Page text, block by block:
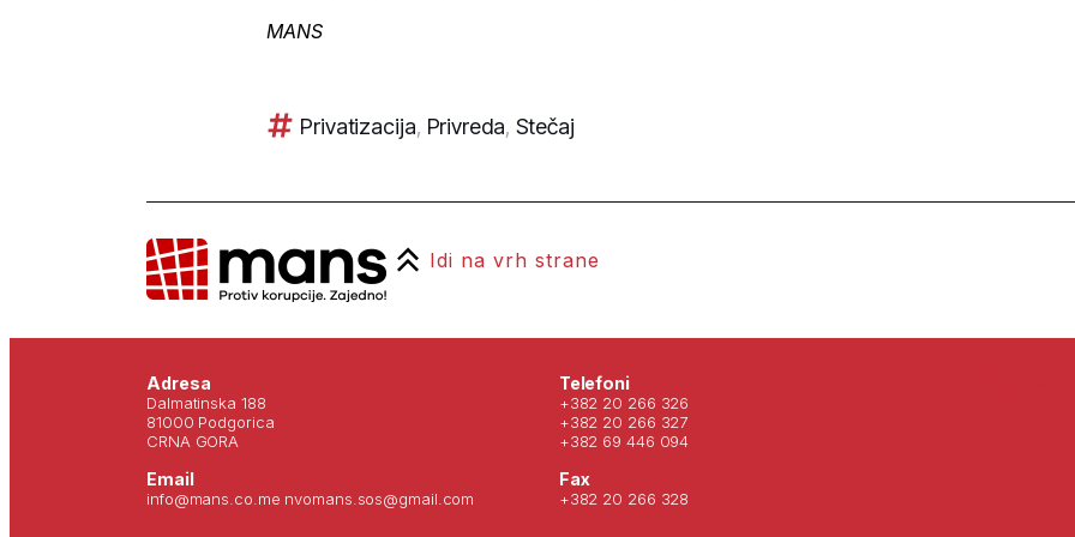
MANS
Privatizacija, Privreda, Stečaj
Idi na vrh strane
Adresa
Dalmatinska 188
81000 Podgorica
CRNA GORA
Email
info@mans.co.me nvomans.sos@gmail.com
Telefoni
+382 20 266 326
+382 20 266 327
+382 69 446 094
Fax
+382 20 266 328